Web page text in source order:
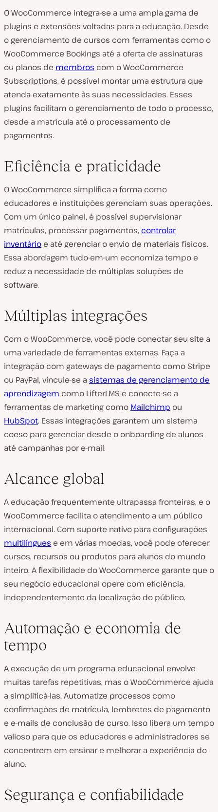
O WooCommerce integra-se a uma ampla gama de
plugins e extensões voltadas para a educação. Desde
o gerenciamento de cursos com ferramentas como o
WooCommerce Bookings até a oferta de assinaturas
ou planos de membros com o WooCommerce
Subscriptions, é possível montar uma estrutura que
atenda exatamente às suas necessidades. Esses
plugins facilitam o gerenciamento de todo o processo,
desde a matrícula até o processamento de
pagamentos.
Eficiência e praticidade
O WooCommerce simplifica a forma como
educadores e instituições gerenciam suas operações.
Com um único painel, é possível supervisionar
matrículas, processar pagamentos, controlar
inventário e até gerenciar o envio de materiais físicos.
Essa abordagem tudo-em-um economiza tempo e
reduz a necessidade de múltiplas soluções de
software.
Múltiplas integrações
Com o WooCommerce, você pode conectar seu site a
uma variedade de ferramentas externas. Faça a
integração com gateways de pagamento como Stripe
ou PayPal, vincule-se a sistemas de gerenciamento de
aprendizagem como LifterLMS e conecte-se a
ferramentas de marketing como Mailchimp ou
HubSpot. Essas integrações garantem um sistema
coeso para gerenciar desde o onboarding de alunos
até campanhas por e-mail.
Alcance global
A educação frequentemente ultrapassa fronteiras, e o
WooCommerce facilita o atendimento a um público
internacional. Com suporte nativo para configurações
multilíngues e em várias moedas, você pode oferecer
cursos, recursos ou produtos para alunos do mundo
inteiro. A flexibilidade do WooCommerce garante que o
seu negócio educacional opere com eficiência,
independentemente da localização do público.
Automação e economia de
tempo
A execução de um programa educacional envolve
muitas tarefas repetitivas, mas o WooCommerce ajuda
a simplificá-las. Automatize processos como
confirmações de matrícula, lembretes de pagamento
e e-mails de conclusão de curso. Isso libera um tempo
valioso para que os educadores e administradores se
concentrem em ensinar e melhorar a experiência do
aluno.
Segurança e confiabilidade